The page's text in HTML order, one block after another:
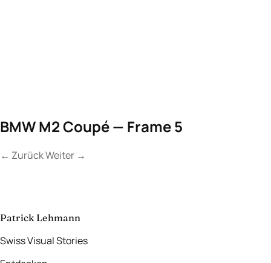
BMW M2 Coupé — Frame 5
← ZurückWeiter →
aufnehmen→
Patrick Lehmann
Swiss Visual Stories